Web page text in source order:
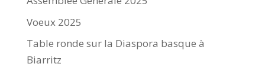
Voeux 2025
Table ronde sur la Diaspora basque à
Biarritz